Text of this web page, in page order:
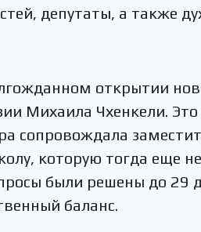
депутаты, а также
открытии
Михаила Чхенкели.
сопровождала
которую тогда еще
были решены до 29
баланс.